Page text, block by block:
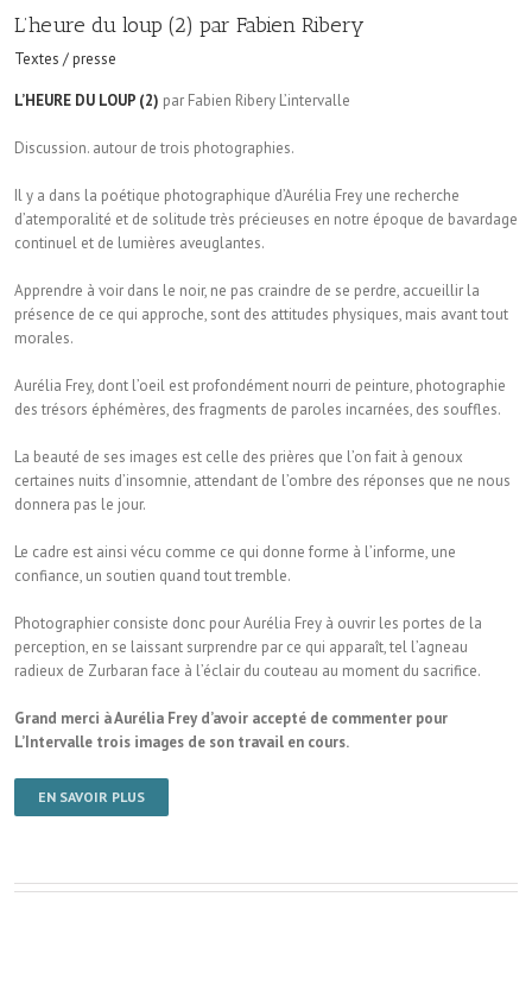
L’heure du loup (2) par Fabien Ribery
Textes / presse
L’HEURE DU LOUP (2) par Fabien Ribery L’intervalle
Discussion. autour de trois photographies.
Il y a dans la poétique photographique d’Aurélia Frey une recherche
d’atemporalité et de solitude très précieuses en notre époque de bavardage
continuel et de lumières aveuglantes.
Apprendre à voir dans le noir, ne pas craindre de se perdre, accueillir la
présence de ce qui approche, sont des attitudes physiques, mais avant tout
morales.
Aurélia Frey, dont l’oeil est profondément nourri de peinture, photographie
des trésors éphémères, des fragments de paroles incarnées, des souffles.
La beauté de ses images est celle des prières que l’on fait à genoux
certaines nuits d’insomnie, attendant de l’ombre des réponses que ne nous
donnera pas le jour.
Le cadre est ainsi vécu comme ce qui donne forme à l’informe, une
confiance, un soutien quand tout tremble.
Photographier consiste donc pour Aurélia Frey à ouvrir les portes de la
perception, en se laissant surprendre par ce qui apparaît, tel l’agneau
radieux de Zurbaran face à l’éclair du couteau au moment du sacrifice.
Grand merci à Aurélia Frey d’avoir accepté de commenter pour
L’Intervalle trois images de son travail en cours.
EN SAVOIR PLUS